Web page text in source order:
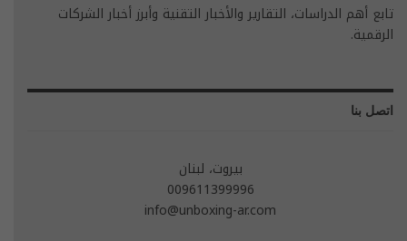
تابع أهم الدراسات، التقارير والأخبار التقنية وأبرز أخبار الشركات
الرقمية.
اتصل بنا
بيروت، لبنان
009611399996
info@unboxing-ar.com